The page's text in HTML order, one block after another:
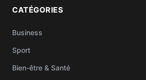
CATÉGORIES
Business
Sport
Bien-être & Santé